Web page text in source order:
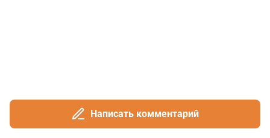
Написать комментарий